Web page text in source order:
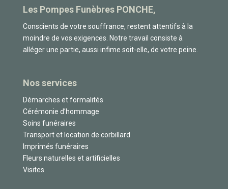
Les Pompes Funèbres PONCHE,
Conscients de votre souffrance, restent attentifs à la
moindre de vos exigences. Notre travail consiste à
alléger une partie, aussi infime soit-elle, de votre peine.
Nos services
Démarches et formalités
Cérémonie d’hommage
Soins funéraires
Transport et location de corbillard
Imprimés funéraires
Fleurs naturelles et artificielles
Visites